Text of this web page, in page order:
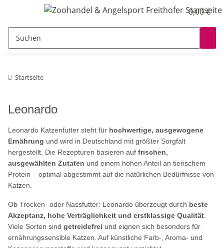
0,00 €
Startseite
Leonardo
Leonardo Katzenfutter steht für hochwertige, ausgewogene
Ernährung und wird in Deutschland mit größter Sorgfalt
hergestellt. Die Rezepturen basieren auf frischen,
ausgewählten Zutaten und einem hohen Anteil an tierischem
Protein – optimal abgestimmt auf die natürlichen Bedürfnisse von
Katzen.
Ob Trocken- oder Nassfutter: Leonardo überzeugt durch beste
Akzeptanz, hohe Verträglichkeit und erstklassige Qualität
Viele Sorten sind getreidefrei und eignen sich besonders für
ernährungssensible Katzen. Auf künstliche Farb-, Aroma- und